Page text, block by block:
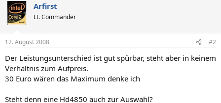
Arfirst
Lt. Commander
12. August 2008 #2
Der Leistungsunterschied ist gut spürbar, steht aber in keinem
Verhältnis zum Aufpreis.
30 Euro wären das Maximum denke ich
Steht denn eine Hd4850 auch zur Auswahl?